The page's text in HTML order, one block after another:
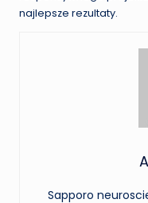
najlepsze rezultaty.
Sapporo